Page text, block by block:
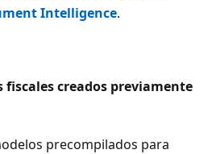
Intelligence.
creados previamente
precompilados para